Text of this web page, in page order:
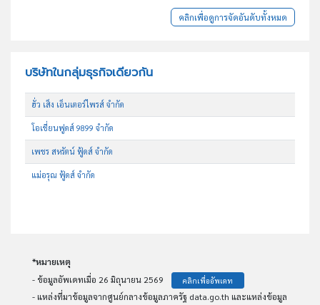
คลิกเพื่อดูการจัดอันดับทั้งหมด
บริษัทในกลุ่มธุรกิจเดียวกัน
ฮั่ว เส็ง เอ็นเตอร์ไพรส์ จำกัด
โอเชี่ยนฟูดส์ 9899 จำกัด
เพชร สหรัตน์ ฟู้ดส์ จำกัด
แม่อรุณ ฟู้ดส์ จำกัด
*หมายเหตุ
- ข้อมูลอัพเดทเมื่อ 26 มิถุนายน 2569
คลิกเพื่ออัพเดท
- แหล่งที่มาข้อมูลจากศูนย์กลางข้อมูลภาครัฐ data.go.th และแหล่งข้อมูล